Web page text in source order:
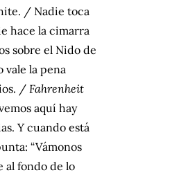
/ Nadie toca
hace la cimarra
sobre el Nido de
vale la pena
/ Fahrenheit
aquí hay
Y cuando está
“Vámonos
fondo de lo